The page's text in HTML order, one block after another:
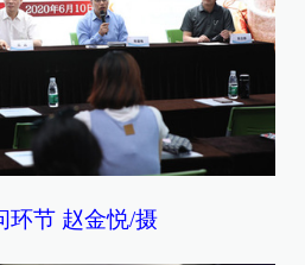
环节 赵金悦/摄